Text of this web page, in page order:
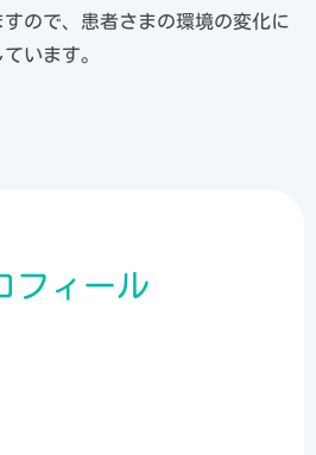
ので、患者さまの環境の変化に
います。
フィール